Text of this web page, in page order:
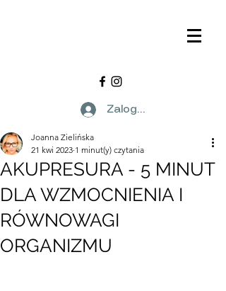
Zaloguj się
AKUPRESURA - 5 MINUT
DLA WZMOCNIENIA I
RÓWNOWAGI
ORGANIZMU
Joanna Zielińska
21 kwi 2023 1 minut(y) czytania